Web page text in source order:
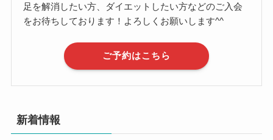
足を解消したい方、ダイエットしたい方などのご入会
をお待ちしております！よろしくお願いします^^
ご予約はこちら
新着情報